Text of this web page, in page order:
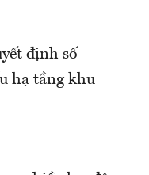
định số
hạ tầng khu